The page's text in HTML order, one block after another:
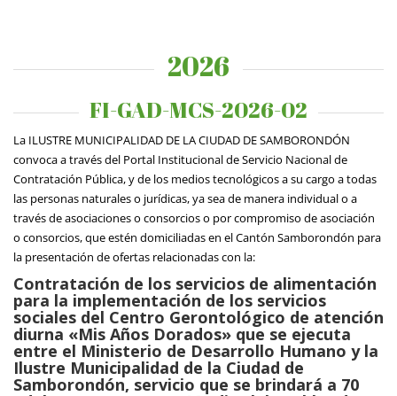
2026
FI-GAD-MCS-2026-02
La ILUSTRE MUNICIPALIDAD DE LA CIUDAD DE SAMBORONDÓN
convoca a través del Portal Institucional de Servicio Nacional de
Contratación Pública, y de los medios tecnológicos a su cargo a todas
las personas naturales o jurídicas, ya sea de manera individual o a
través de asociaciones o consorcios o por compromiso de asociación
o consorcios, que estén domiciliadas en el Cantón Samborondón para
la presentación de ofertas relacionadas con la:
Contratación de los servicios de alimentación
para la implementación de los servicios
sociales del Centro Gerontológico de atención
diurna «Mis Años Dorados» que se ejecuta
entre el Ministerio de Desarrollo Humano y la
Ilustre Municipalidad de la Ciudad de
Samborondón, servicio que se brindará a 70